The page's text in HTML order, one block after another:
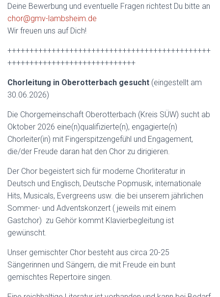
Deine Bewerbung und eventuelle Fragen richtest Du bitte an
chor@gmv-lambsheim.de
Wir freuen uns auf Dich!
++++++++++++++++++++++++++++++++++++++++++++++
+++++++++++++++++++++++++++++
Chorleitung in Oberotterbach gesucht (eingestellt am
30.06.2026)
Die Chorgemeinschaft Oberotterbach (Kreis SÜW) sucht ab
Oktober 2026 eine(n)qualifizierte(n), engagierte(n)
Chorleiter(in) mit Fingerspitzengefühl und Engagement,
die/der Freude daran hat den Chor zu dirigieren.
Der Chor begeistert sich für moderne Chorliteratur in
Deutsch und Englisch, Deutsche Popmusik, internationale
Hits, Musicals, Evergreens usw. die bei unserem jährlichen
Sommer- und Adventskonzert ( jeweils mit einem
Gastchor) zu Gehör kommt Klavierbegleitung ist
gewünscht.
Unser gemischter Chor besteht aus circa 20-25
Sängerinnen und Sängern, die mit Freude ein bunt
gemischtes Repertoire singen.